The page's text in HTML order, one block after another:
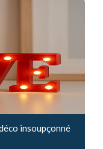
insoupçonné